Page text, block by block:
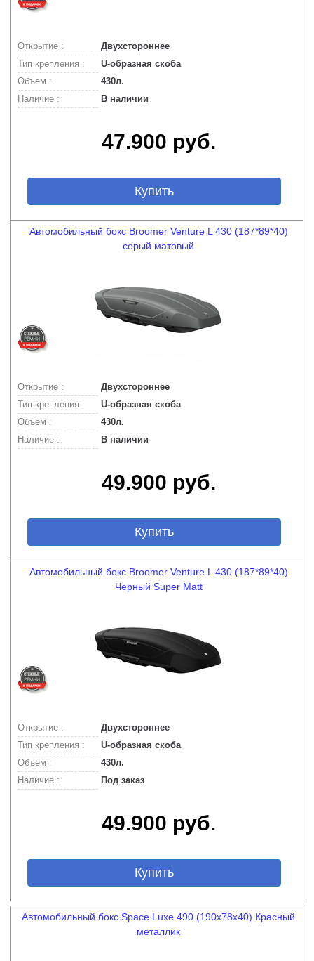
Открытие :
Двухстороннее
Тип крепления :
U-образная скоба
Объем :
430л.
Наличие :
В наличии
47.900 руб.
Купить
Автомобильный бокс Broomer Venture L 430 (187*89*40)
серый матовый
Открытие :
Двухстороннее
Тип крепления :
U-образная скоба
Объем :
430л.
Наличие :
В наличии
49.900 руб.
Купить
Автомобильный бокс Broomer Venture L 430 (187*89*40)
Черный Super Matt
Открытие :
Двухстороннее
Тип крепления :
U-образная скоба
Объем :
430л.
Наличие :
Под заказ
49.900 руб.
Купить
Автомобильный бокс Space Luxe 490 (190х78х40) Красный
металлик